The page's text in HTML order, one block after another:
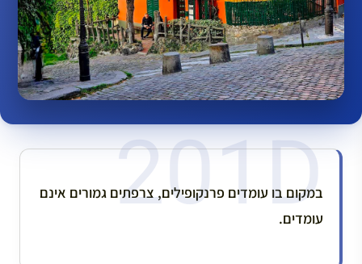
במקום בו עומדים פרנקופילים, צרפתים גמורים אינם
עומדים.